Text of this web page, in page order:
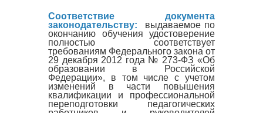
Соответствие документа
законодательству: выдаваемое по
окончанию обучения удостоверение
полностью соответствует
требованиям Федерального закона от
29 декабря 2012 года № 273-ФЗ «Об
образовании в Российской
Федерации», в том числе с учетом
изменений в части повышения
квалификации и профессиональной
переподготовки педагогических